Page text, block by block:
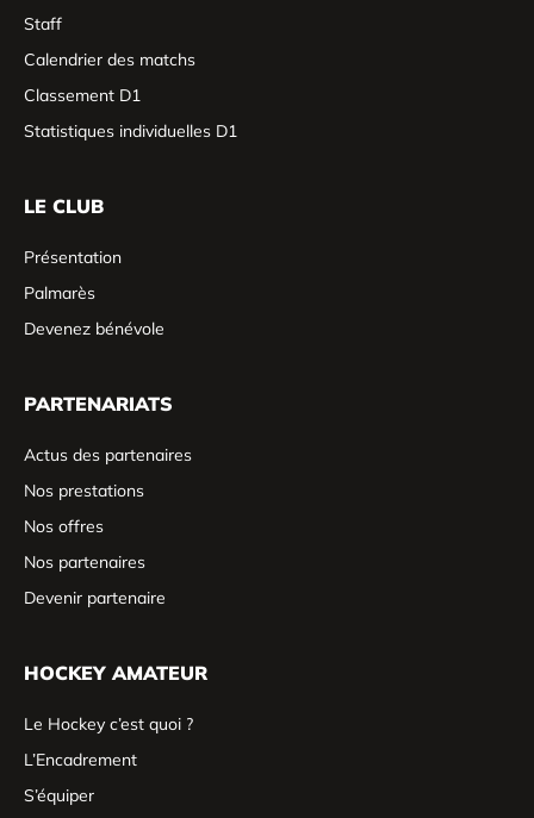
Staff
Calendrier des matchs
Classement D1
Statistiques individuelles D1
LE CLUB
Présentation
Palmarès
Devenez bénévole
PARTENARIATS
Actus des partenaires
Nos prestations
Nos offres
Nos partenaires
Devenir partenaire
HOCKEY AMATEUR
Le Hockey c’est quoi ?
L’Encadrement
S’équiper